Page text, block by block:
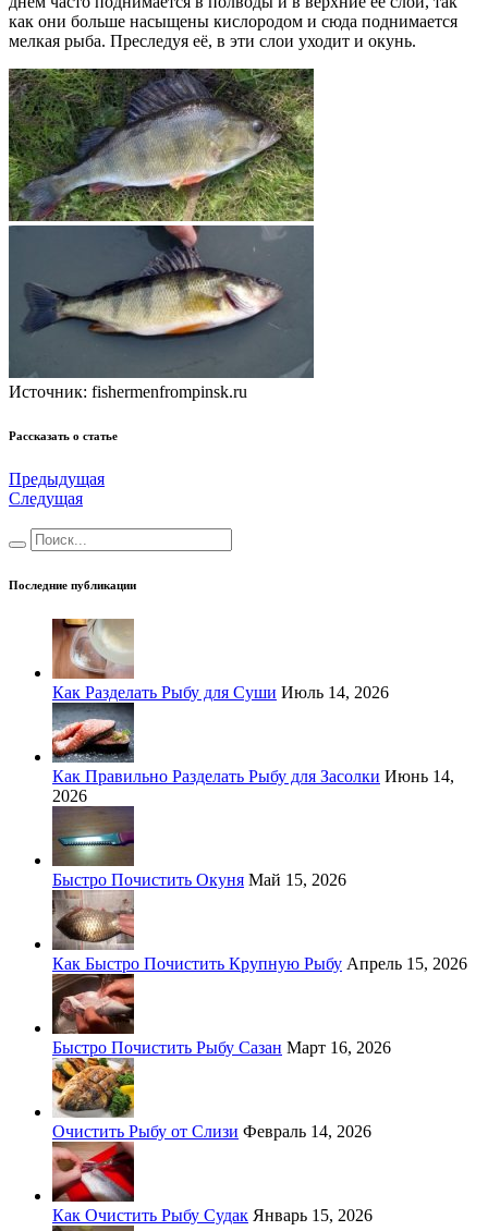
как они больше насыщены кислородом и сюда поднимается
мелкая рыба. Преследуя её, в эти слои уходит и окунь.
Источник: fishermenfrompinsk.ru
Рассказать о статье
Предыдущая
Следущая
Последние публикации
Как Разделать Рыбу для Суши Июль 14, 2026
Как Правильно Разделать Рыбу для Засолки Июнь 14,
2026
Быстро Почистить Окуня Май 15, 2026
Как Быстро Почистить Крупную Рыбу Апрель 15, 2026
Быстро Почистить Рыбу Сазан Март 16, 2026
Очистить Рыбу от Слизи Февраль 14, 2026
Как Очистить Рыбу Судак Январь 15, 2026